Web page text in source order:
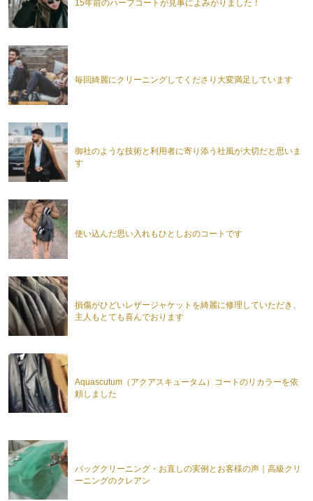
15年前のハーフコートが見事によみがりました！
毎回綺麗にクリーニングしてくださり大変満足しています
御社のような技術と利用者に寄り添う社風が大切だと思いま
す
使い込んだ思い入れもひとしおのコートです
損傷がひどいレザージャケットを綺麗に修理していただき、
主人もとても喜んでおります
Aquascutum（アクアスキュータム）コートのリカラーを依
頼しました
バッグクリーニング・お直しの実例とお客様の声｜高級クリ
ーニングのクレアン